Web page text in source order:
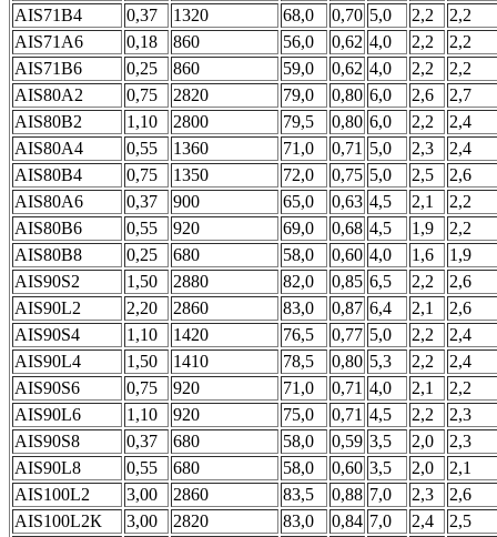
АIS71В4
0,37 1320 68,0 0,70 5,0 2,2
2,2
АIS71А6
0,18 860 56,0 0,62 4,0 2,2
2,2
АIS71В6
0,25 860 59,0 0,62 4,0 2,2
2,2
АIS80А2
0,75 2820 79,0 0,80 6,0 2,6
2,7
АIS80В2
1,10 2800 79,5 0,80 6,0 2,2
2,4
АIS80А4
0,55 1360 71,0 0,71 5,0 2,3
2,4
АIS80В4
0,75 1350 72,0 0,75 5,0 2,5
2,6
АIS80А6
0,37 900 65,0 0,63 4,5 2,1
2,2
АIS80В6
0,55 920 69,0 0,68 4,5 1,9
2,2
АIS80В8
0,25 680 58,0 0,60 4,0 1,6
1,9
АIS90S2
1,50 2880 82,0 0,85 6,5 2,2
2,6
АIS90L2
2,20 2860 83,0 0,87 6,4 2,1
2,6
АIS90S4
1,10 1420 76,5 0,77 5,0 2,2
2,4
АIS90L4
1,50 1410 78,5 0,80 5,3 2,2
2,4
АIS90S6
0,75 920 71,0 0,71 4,0 2,1
2,2
АIS90L6
1,10 920 75,0 0,71 4,5 2,2
2,3
АIS90S8
0,37 680 58,0 0,59 3,5 2,0
2,3
АIS90L8
0,55 680 58,0 0,60 3,5 2,0
2,1
АIS100L2
3,00 2860 83,5 0,88 7,0 2,3
2,6
АIS100L2К
3,00 2820 83,0 0,84 7,0 2,4
2,5